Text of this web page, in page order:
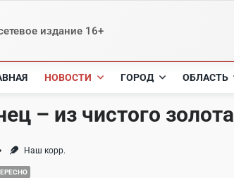
издание 16+
НОВОСТИ ГОРОД ОБЛАСТЬ
– из чистого золота
Наш корр.